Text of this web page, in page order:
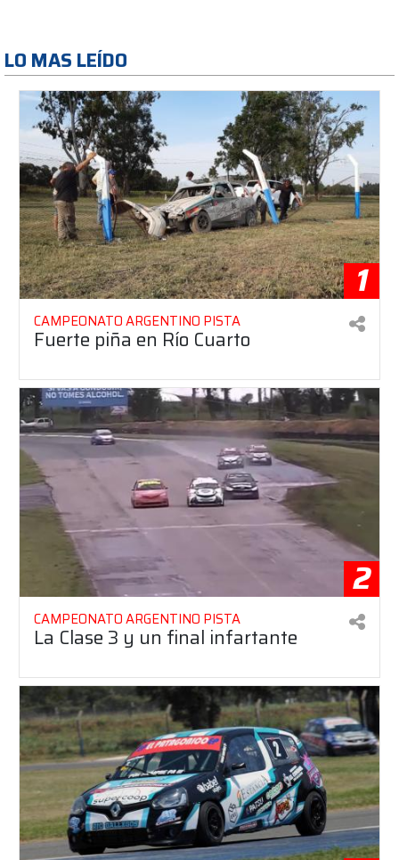
LO MAS LEÍDO
1
CAMPEONATO ARGENTINO PISTA
Fuerte piña en Río Cuarto
2
CAMPEONATO ARGENTINO PISTA
La Clase 3 y un final infartante